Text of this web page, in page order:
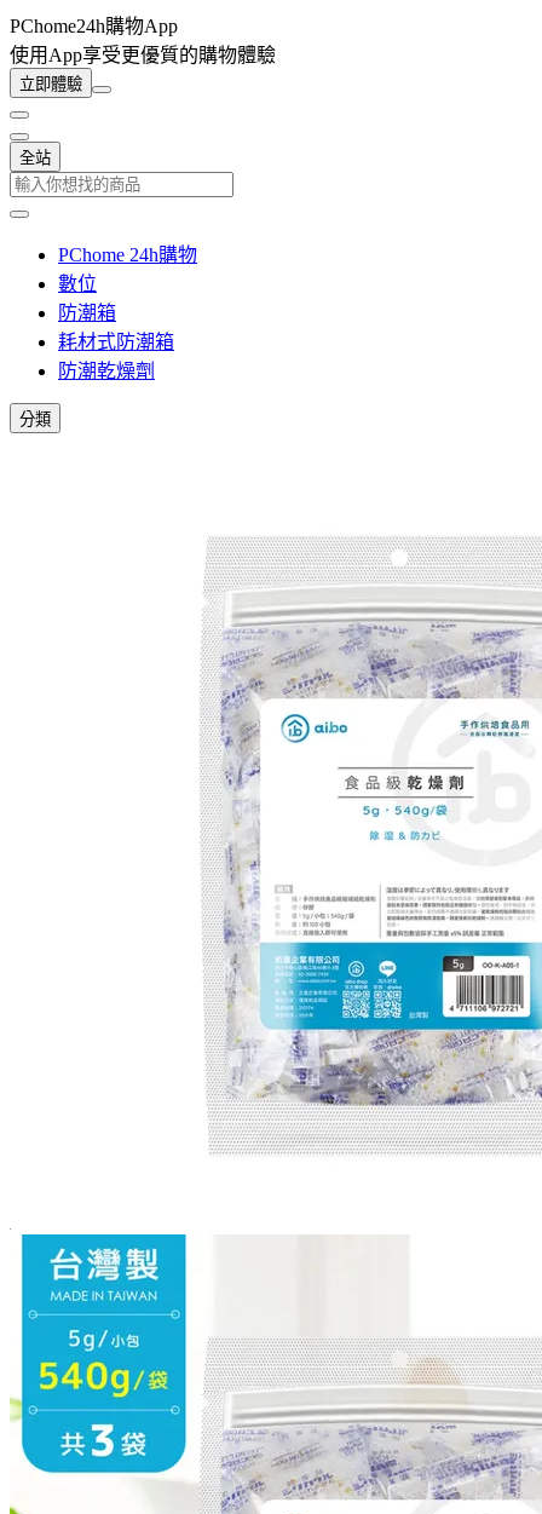
PChome24h購物App
使用App享受更優質的購物體驗
立即體驗
全站
PChome 24h購物
數位
防潮箱
耗材式防潮箱
防潮乾燥劑
分類